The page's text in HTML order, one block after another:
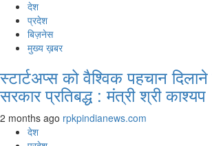
देश
प्रदेश
बिज़नेस
मुख्य ख़बर
स्टार्टअप्स को वैश्विक पहचान
सरकार प्रतिबद्ध : मंत्री श्री काश्यप
2 months ago rpkpindianews.com
देश